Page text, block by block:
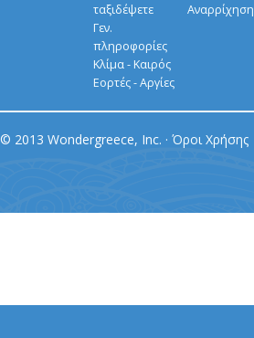
ταξιδέψετε
Γεν.
πληροφορίες
Κλίμα - Καιρός
Εορτές - Αργίες
Αναρρίχηση
© 2013 Wondergreece, Inc. · Όροι Χρήσης